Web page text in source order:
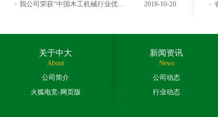
实木加工机械生产企业”称号
我公司荣获“中国木工机械行业优秀 2018-10-20
关于中大
About
公司简介
火狐电竞-网页版
新闻资讯
News
公司动态
行业动态